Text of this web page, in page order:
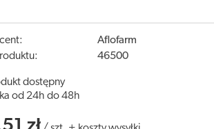
Aflofarm
46500
dostępny
od 24h do 48h